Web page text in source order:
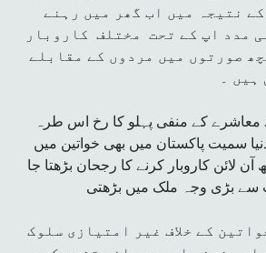
نتیجہ میں اب گھر میں رہنے
مدد اپ کے تحت مختلف کاروبار
صورتوں میں مردوں کے مقابلے
ہیں ۔
کے منفی پہلو کا رخ اس طرہ
سمیت پاکستان میں بھی خواتین میں
لائن کاروبار کرنے کا رجحان بڑھتا جا
بڑی وجہ ملک میں بڑھتی
کے خلاف غیر امتیازی سلوک